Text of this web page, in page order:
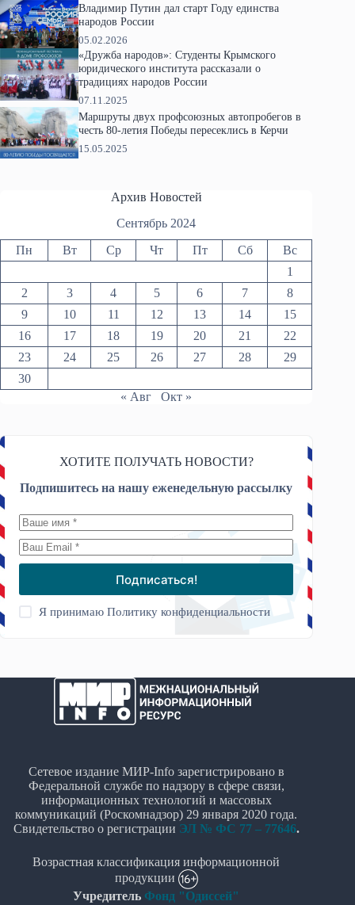
Владимир Путин дал старт Году единства
народов России
05.02.2026
«Дружба народов»: Студенты Крымского
юридического института рассказали о
традициях народов России
07.11.2025
Маршруты двух профсоюзных автопробегов в
честь 80-летия Победы пересеклись в Керчи
15.05.2025
Архив Новостей
Сентябрь 2024
Пн Вт Ср Чт Пт Сб
Вс
1
2
3 4 5 6 7
8
9
10 11 12 13 14
15
16
17 18 19 20 21
22
23
24 25 26 27 28
29
30
« Авг
Окт »
ХОТИТЕ ПОЛУЧАТЬ НОВОСТИ?
Подпишитесь на нашу еженедельную рассылку
Подписаться!
Я принимаюПолитику конфиденциальности
Сетевое издание МИР-Info зарегистрировано в
Федеральной службе по надзору в сфере связи,
информационных технологий и массовых
коммуникаций (Роскомнадзор) 29 января 2020 года.
Свидетельство о регистрации ЭЛ № ФС 77 – 77646.
Возрастная классификация информационной
продукции
Учредитель Фонд "Одиссей"